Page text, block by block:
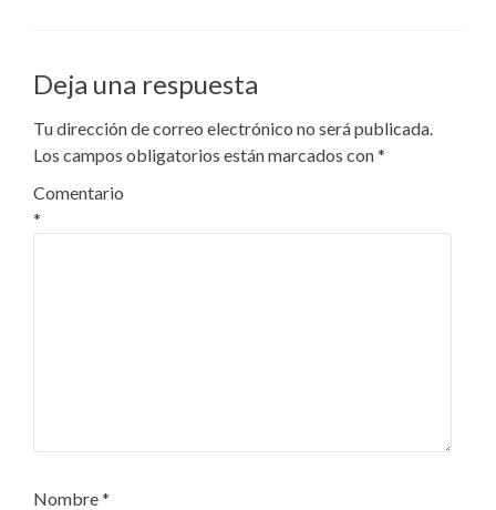
Deja una respuesta
Tu dirección de correo electrónico no será publicada.
Los campos obligatorios están marcados con*
Comentario
*
Nombre*